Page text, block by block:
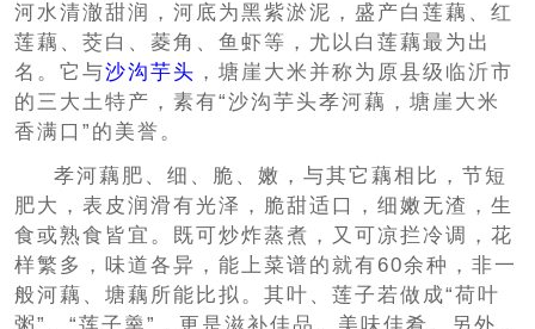
河水清澈甜润，河底为黑紫淤泥，盛产白莲藕、红
莲藕、茭白、菱角、鱼虾等，尤以白莲藕最为出
名。它与沙沟芋头 ，塘崖大米并称为原县级临沂市
的三大土特产，素有“沙沟芋头孝河藕，塘崖大米
香满口”的美誉。
孝河藕肥、细、脆、嫩，与其它藕相比，节短
肥大，表皮润滑有光泽，脆甜适口，细嫩无渣，生
食或熟食皆宜。既可炒炸蒸煮，又可凉拦冷调，花
样繁多，味道各异，能上菜谱的就有60余种，非一
般河藕、塘藕所能比拟。其叶、莲子若做成“荷叶